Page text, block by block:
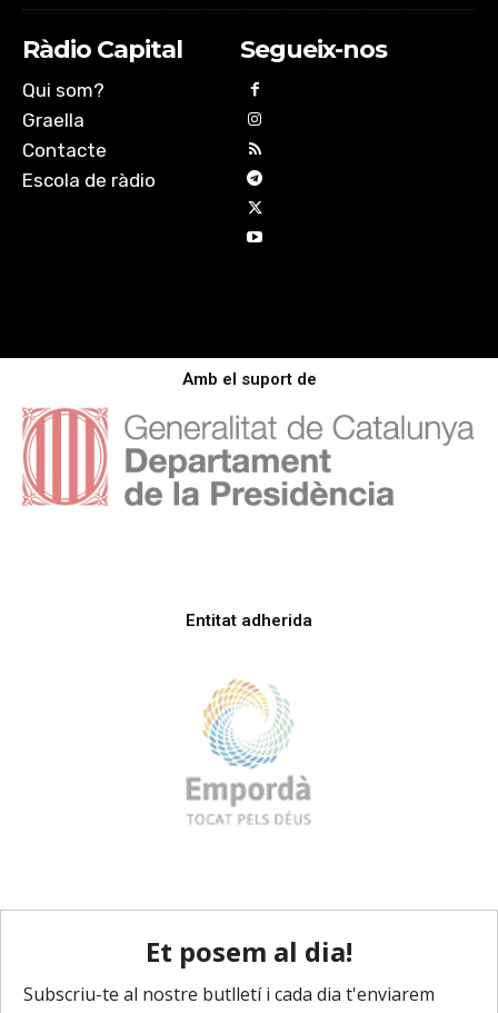
Ràdio Capital
Qui som?
Graella
Contacte
Escola de ràdio
Segueix-nos
Amb el suport de
Entitat adherida